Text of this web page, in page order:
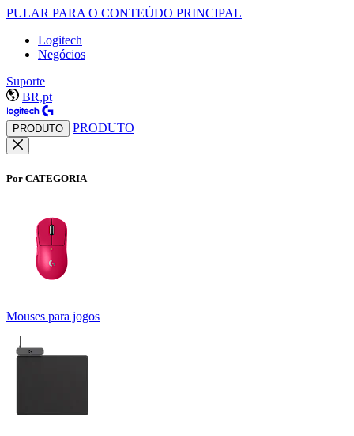
PULAR PARA O CONTEÚDO PRINCIPAL
Logitech
Negócios
Suporte
BR,pt
PRODUTO PRODUTO
Por CATEGORIA
Mouses para jogos